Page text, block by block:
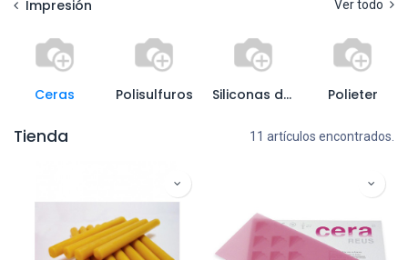
Impresión Ver todo
Ceras Polisulfuros Siliconas de condensación Polieter
Tienda 11 artículos encontrados.